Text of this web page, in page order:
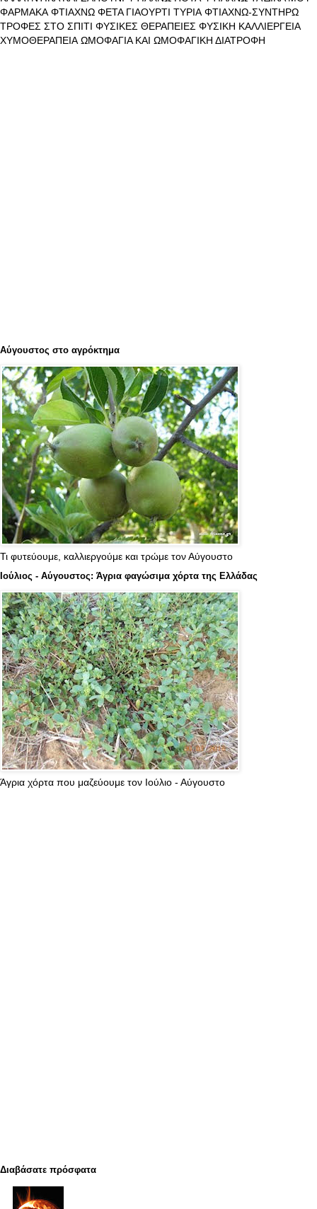
ΦΑΡΜΑΚΑ ΦΤΙΑΧΝΩ ΦΕΤΑ ΓΙΑΟΥΡΤΙ ΤΥΡΙΑ ΦΤΙΑΧΝΩ-ΣΥΝΤΗΡΩ
ΤΡΟΦΕΣ ΣΤΟ ΣΠΙΤΙ ΦΥΣΙΚΕΣ ΘΕΡΑΠΕΙΕΣ ΦΥΣΙΚΗ ΚΑΛΛΙΕΡΓΕΙΑ
ΧΥΜΟΘΕΡΑΠΕΙΑ ΩΜΟΦΑΓΙΑ ΚΑΙ ΩΜΟΦΑΓΙΚΗ ΔΙΑΤΡΟΦΗ
Αύγουστος στο αγρόκτημα
Τι φυτεύουμε, καλλιεργούμε και τρώμε τον Αύγουστο
Ιούλιος - Αύγουστος: Άγρια φαγώσιμα χόρτα της Ελλάδας
Άγρια χόρτα που μαζεύουμε τον Ιούλιο - Αύγουστο
Διαβάσατε πρόσφατα